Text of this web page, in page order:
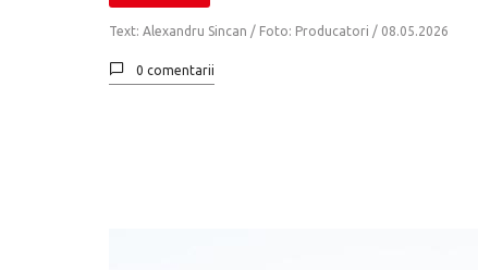
Text: Alexandru Sincan / Foto: Producatori / 08.05.2026
0 comentarii